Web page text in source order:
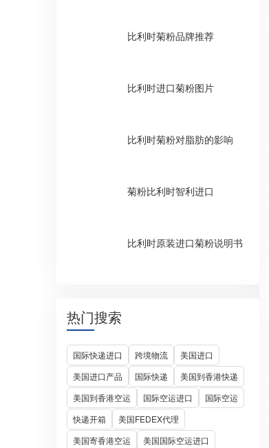
比利时菊粉品牌推荐
比利时进口菊粉图片
比利时菊粉对脂肪的影响
菊粉比利时智利进口
比利时原装进口菊粉说明书
热门搜索
国际快递进口 跨境物流
美国进口
美国进口产品
国际快递
美国到香港快递
美国到香港空运
国际空运进口
国际空运
快递开箱
美国FEDEX代理
美国寄香港空运
美国国际空运进口